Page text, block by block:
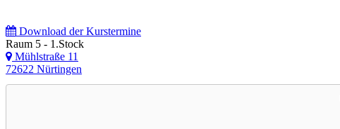
Download der Kurstermine
Raum 5 - 1.Stock
Mühlstraße 11
72622 Nürtingen